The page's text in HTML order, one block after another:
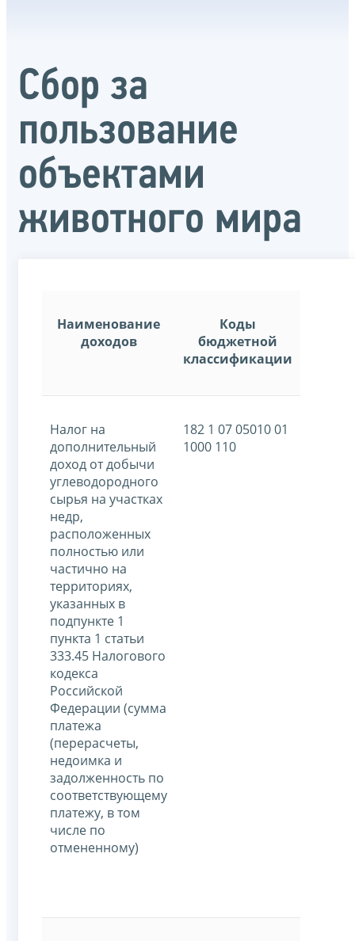
Сбор за
пользование
объектами
животного мира
Наименование
доходов
Коды
бюджетной
классификации
Налог на
дополнительный
доход от добычи
углеводородного
сырья на участках
недр,
расположенных
полностью или
частично на
территориях,
указанных в
подпункте 1
пункта 1 статьи
333.45 Налогового
кодекса
Российской
Федерации (сумма
платежа
(перерасчеты,
недоимка и
задолженность по
соответствующему
платежу, в том
числе по
отмененному)
182 1 07 05010 01
1000 110